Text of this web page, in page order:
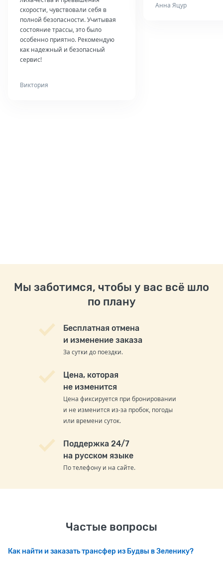
скорости, чувствовали себя в
полной безопасности. Учитывая
состояние трассы, это было
особенно приятно. Рекомендую
как надежный и безопасный
сервис!
Виктория
Анна Яцур
Мы заботимся, чтобы у вас всё шло
по плану
Бесплатная отмена
и изменение заказа
За сутки до поездки.
Цена, которая
не изменится
Цена фиксируется при бронировании
и не изменится из-за пробок, погоды
или времени суток.
Поддержка 24/7
на русском языке
По телефону и на сайте.
Частые вопросы
Как найти и заказать трансфер из Будвы в Зеленику?